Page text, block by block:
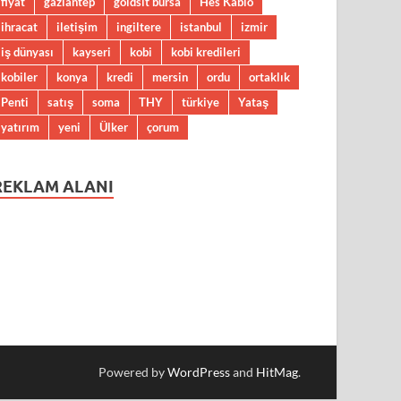
ihracat
iletişim ingiltere istanbul
izmir
iş dünyası
kayseri kobi
kobi kredileri
kobiler
konya kredi mersin ordu
ortaklık
Penti
satış soma THY türkiye
Yataş
yatırım
yeni Ülker çorum
ALANI
Powered byWordPressand HitMag.